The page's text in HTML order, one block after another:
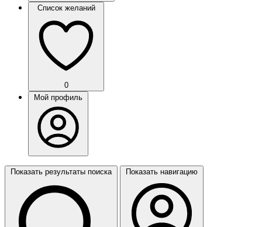
Список желаний
0
Мой профиль
Показать результаты поиска Показать навигацию